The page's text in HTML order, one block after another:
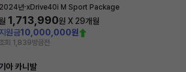
2024년·xDrive40i M Sport Package
1,713,990원 X 29개월
지원금10,000,000원
조회 1,839방금전
아 카니발